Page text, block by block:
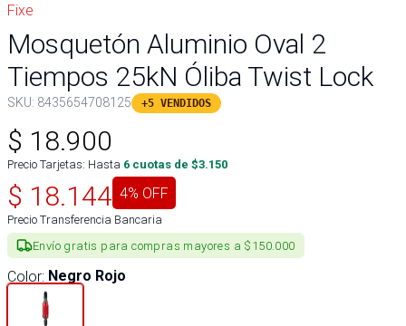
Fixe
Mosquetón Aluminio Oval 2
Tiempos 25kN Óliba Twist Lock
SKU: 8435654708125 +5 VENDIDOS
$ 18.900
Precio Tarjetas: Hasta 6 cuotas de $3.150
$ 18.144 4% OFF
Precio Transferencia Bancaria
Envío gratis para compras mayores a $150.000
Color: Negro Rojo